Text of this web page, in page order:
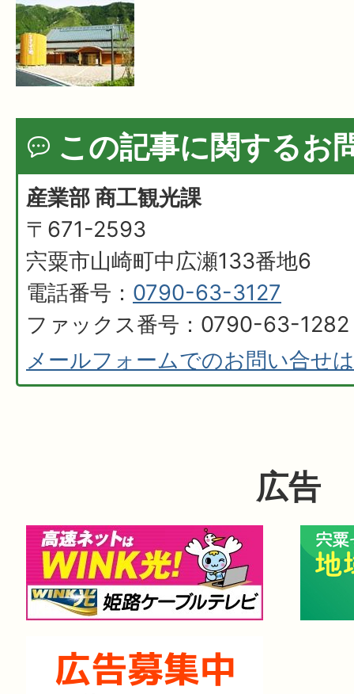
この記事に関するお
産業部 商工観光課
〒671-2593
宍粟市山崎町中広瀬133番地6
電話番号： 0790-63-3127
ファックス番号：0790-63-1282
メールフォームでのお問い合せ
広告